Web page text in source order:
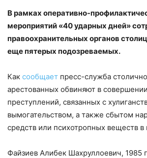
В рамках оперативно-
мероприятий «40 ударных дней»
правоохранительных органов
еще пятерых подозреваемых.
Как сообщает пресс-служба
арестованных обвиняют в
преступлений, связанных с
вымогательством, а также сбытом
средств или психотропных веществ
Файзиев Алибек Шахруллоевич, 1985